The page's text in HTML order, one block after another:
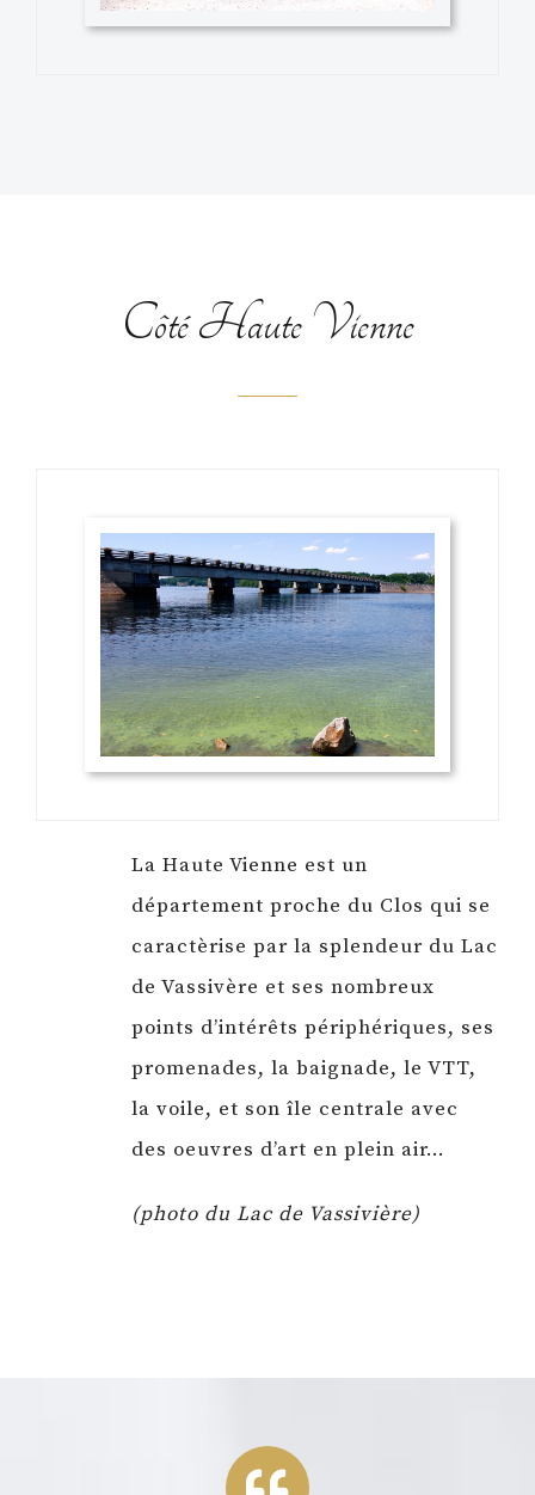
Côté Haute Vienne
La Haute Vienne est un
département proche du Clos qui se
caractèrise par la splendeur du Lac
de Vassivère et ses nombreux
points d’intérêts périphériques, ses
promenades, la baignade, le VTT,
la voile, et son île centrale avec
des oeuvres d’art en plein air…
(photo du Lac de Vassivière)